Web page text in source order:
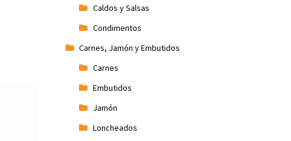
Caldos y Salsas
Condimentos
Carnes, Jamón y Embutidos
Carnes
Embutidos
Jamón
Loncheados